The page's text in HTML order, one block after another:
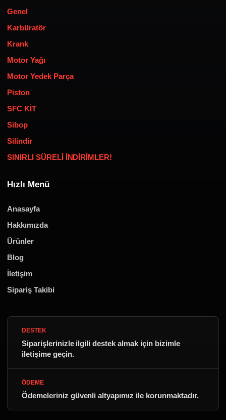
Genel
Karbüratör
Krank
Motor Yağı
Motor Yedek Parça
Piston
SFC KİT
Sibop
Silindir
SINIRLI SÜRELİ İNDİRİMLER!
Hızlı Menü
Anasayfa
Hakkımızda
Ürünler
Blog
İletişim
Sipariş Takibi
DESTEK
Siparişlerinizle ilgili destek almak için bizimle
iletişime geçin.
ÖDEME
Ödemeleriniz güvenli altyapımız ile korunmaktadır.